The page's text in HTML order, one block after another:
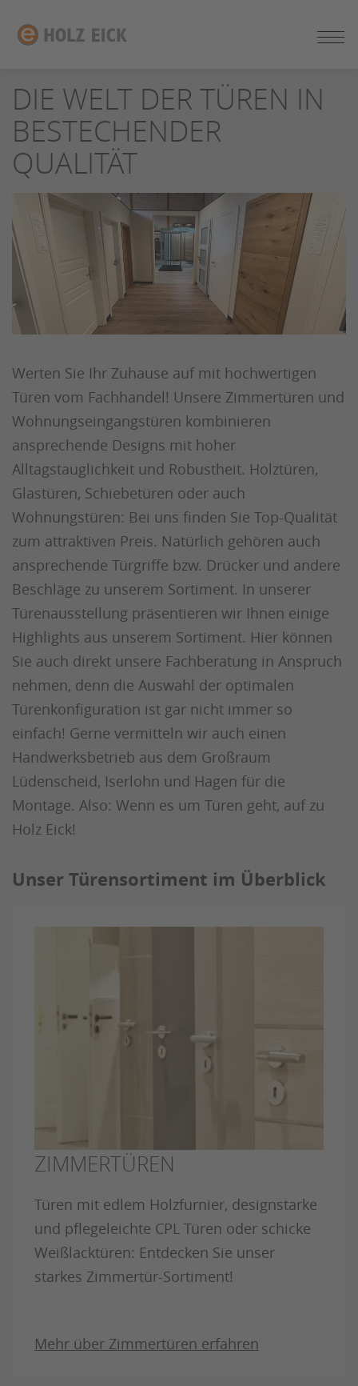
SEITENINHALT
DIE WELT DER TÜREN IN
BESTECHENDER
QUALITÄT
Werten Sie Ihr Zuhause auf mit hochwertigen
Türen vom Fachhandel! Unsere Zimmertüren und
Wohnungseingangstüren kombinieren
ansprechende Designs mit hoher
Alltagstauglichkeit und Robustheit. Holztüren,
Glastüren, Schiebetüren oder auch
Wohnungstüren: Bei uns finden Sie Top-Qualität
zum attraktiven Preis. Natürlich gehören auch
ansprechende Türgriffe bzw. Drücker und andere
Beschläge zu unserem Sortiment. In unserer
Türenausstellung präsentieren wir Ihnen einige
Highlights aus unserem Sortiment. Hier können
Sie auch direkt unsere Fachberatung in Anspruch
nehmen, denn die Auswahl der optimalen
Türenkonfiguration ist gar nicht immer so
einfach! Gerne vermitteln wir auch einen
Handwerksbetrieb aus dem Großraum
Lüdenscheid, Iserlohn und Hagen für die
Montage. Also: Wenn es um Türen geht, auf zu
Holz Eick!
Unser Türensortiment im Überblick
ZIMMERTÜREN
Türen mit edlem Holzfurnier, designstarke
und pflegeleichte CPL Türen oder schicke
Weißlacktüren: Entdecken Sie unser
starkes Zimmertür-Sortiment!
Mehr über Zimmertüren erfahren